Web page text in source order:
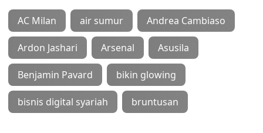
AC Milan air sumur Andrea Cambiaso
Ardon Jashari Arsenal Asusila
Benjamin Pavard bikin glowing
bisnis digital syariah bruntusan